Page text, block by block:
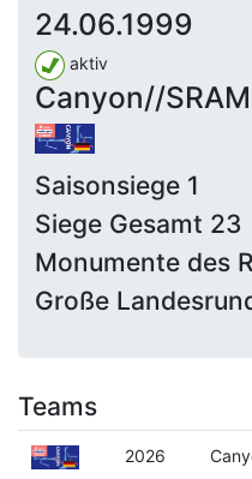
24.06.1999
aktiv
Canyon//
Saisonsiege 1
Siege Gesamt 23
Monumente des
Große
Teams
2026